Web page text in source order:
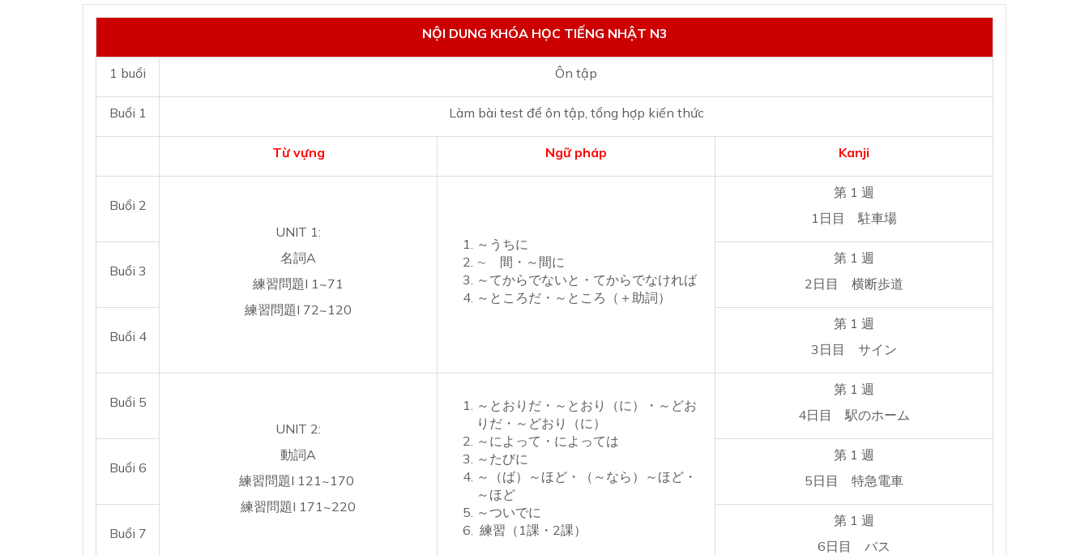
NỘI DUNG KHÓA HỌC TIẾNG NHẬT N3
1 buổi Ôn tập
Buổi 1 Làm bài test để ôn tập, tổng hợp kiến thức
Từ vựng Ngữ pháp Kanji
Buổi 2
UNIT 1:
名詞A
練習問題I 1~71
練習問題I 72~120
～うちに
∼ 間・～間に
～てからでないと・てからでなければ
～ところだ・～ところ（＋助詞）
第 1 週
1日目 駐車場
Buổi 3
第 1 週
2日目 横断歩道
Buổi 4
第 1 週
3日目 サイン
Buổi 5
UNIT 2:
動詞A
練習問題I 121~170
練習問題I 171~220
～とおりだ・～とおり（に）・～どお
りだ・～どおり（に）
～によって・によっては
～たびに
～（ば）～ほど・（～なら）～ほど・
～ほど
～ついでに
練習（1課・2課）
第 1 週
4日目 駅のホーム
Buổi 6
第 1 週
5日目 特急電車
Buổi 7
第 1 週
6日目 バス